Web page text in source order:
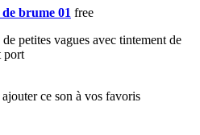
de brume 01 free
petites vagues avec tintement de
port